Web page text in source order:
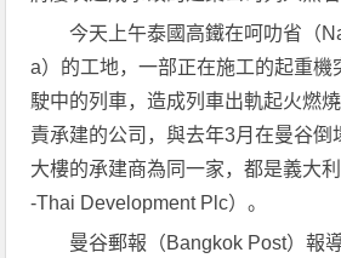
今天上午泰國高鐵在呵叻省（
a）的工地，一部正在施工的起重機
駛中的列車，造成列車出軌起火燃
責承建的公司，與去年3月在曼谷倒
大樓的承建商為同一家，都是義大
-Thai Development Plc）。
曼谷郵報（Bangkok Post）報